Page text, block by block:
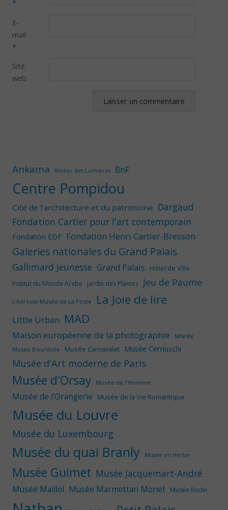
*
E-
mail
*
Site
web
Ankama Atelier des Lumières BnF
Centre Pompidou
Cité de l'architecture et du patrimoine Dargaud
Fondation Cartier pour l'art contemporain
Fondation EDF Fondation Henri Cartier-Bresson
Galeries nationales du Grand Palais
Gallimard Jeunesse Grand Palais Hôtel de Ville
Institut du Monde Arabe Jardin des Plantes Jeu de Paume
L'Adresse Musée de La Poste La Joie de lire
Little Urban MAD
Maison européenne de la photographie
MNHN
Musée Bourdelle
Musée Carnavalet Musée Cernuschi
Musée d'Art moderne de Paris
Musée d'Orsay Musée de l'Homme
Musée de l'Orangerie Musée de la Vie Romantique
Musée du Louvre
Musée du Luxembourg
Musée du quai Branly Musée en Herbe
Musée Guimet Musée Jacquemart-André
Musée Maillol Musée Marmottan Monet Musée Rodin